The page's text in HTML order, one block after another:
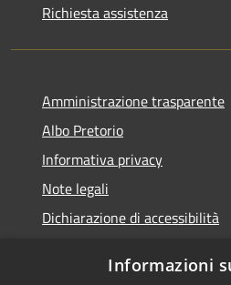
Richiesta assistenza
Amministrazione trasparente
Albo Pretorio
Informativa privacy
Note legali
Dichiarazione di accessibilità
Informazioni